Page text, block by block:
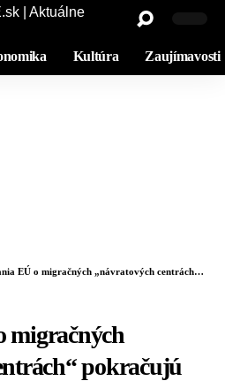
Kultúra Zaujímavosti
o migračných „návratových centrách“ pokračujú druhým dňom
migračných
pokračujú